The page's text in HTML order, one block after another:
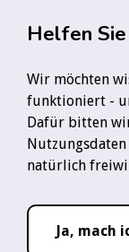
Helfen
Wir möchten
funktioniert -
Dafür bitten
Nutzungsdaten
natürlich
Ja, mach
Startseite
Passivrauchen und
Folge uns: